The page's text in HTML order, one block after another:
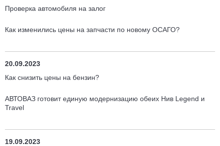
Проверка автомобиля на залог
Как изменились цены на запчасти по новому ОСАГО?
20.09.2023
Как снизить цены на бензин?
АВТОВАЗ готовит единую модернизацию обеих Нив Legend и
Travel
19.09.2023